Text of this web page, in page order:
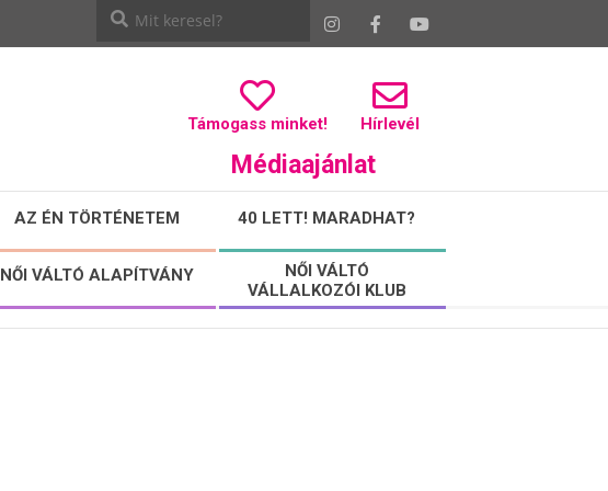
Támogass minket! Hírlevél
Médiaajánlat
AZ ÉN TÖRTÉNETEM 40 LETT! MARADHAT?
NŐI VÁLTÓ ALAPÍTVÁNY
NŐI VÁLTÓ
VÁLLALKOZÓI KLUB